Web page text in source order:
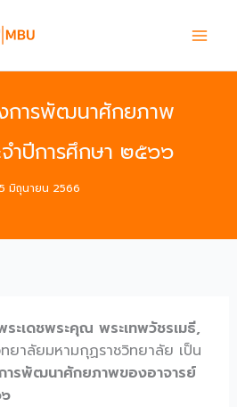
การพัฒนาศักยภาพ
จำปีการศึกษา ๒๕๖๖
มิถุนายน 2566
ระเดชพระคุณ พระเทพวัชรเมธี,
ยาลัยมหามกุฏราชวิทยาลัย เป็น
ารพัฒนาศักยภาพของอาจารย์